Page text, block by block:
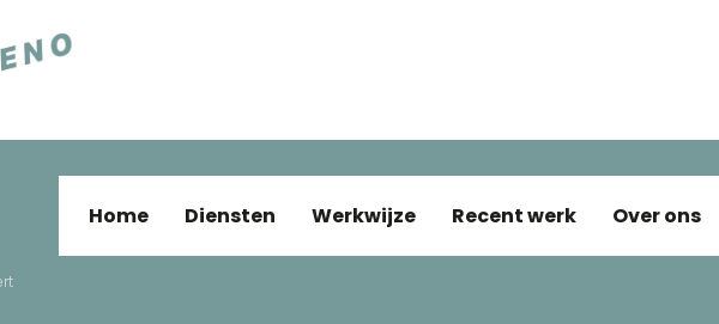
Home
Diensten Werkwijze Recent werk Over ons